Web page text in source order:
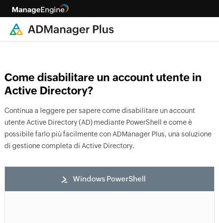
Come disabilitare un account utente in
Active Directory?
Continua a leggere per sapere come disabilitare un account
utente Active Directory (AD) mediante PowerShell e come è
possibile farlo più facilmente con ADManager Plus, una soluzione
di gestione completa di Active Directory.
Windows PowerShell